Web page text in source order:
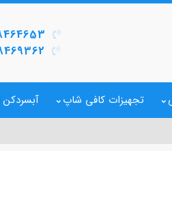
تجهیزات کافی شاپ